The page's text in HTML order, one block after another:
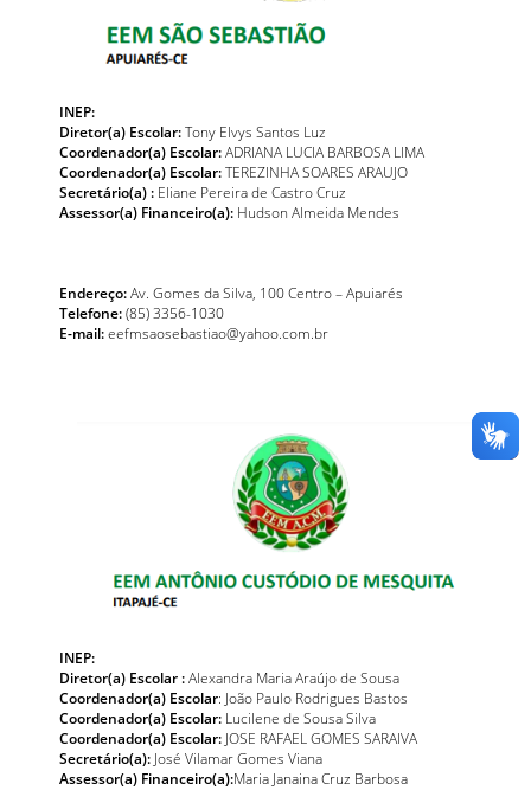
INEP:
Diretor(a) Escolar:Tony Elvys Santos Luz
Coordenador(a) Escolar:ADRIANA LUCIA BARBOSA LIMA
Coordenador(a) Escolar:TEREZINHA SOARES ARAUJO
Secretário(a) : Eliane Pereira de Castro Cruz
Assessor(a) Financeiro(a): Hudson Almeida Mendes
Endereço:Av. Gomes da Silva, 100 Centro – Apuiarés
Telefone:(85) 3356-1030
E-mail:eefmsaosebastiao@yahoo.com.br
INEP:
Diretor(a) Escolar :Alexandra Maria Araújo de Sousa
Coordenador(a) Escolar: João Paulo Rodrigues Bastos
Coordenador(a) Escolar: Lucilene de Sousa Silva
Coordenador(a) Escolar: JOSE RAFAEL GOMES SARAIVA
Secretário(a): José Vilamar Gomes Viana
Assessor(a) Financeiro(a):Maria Janaina Cruz Barbosa